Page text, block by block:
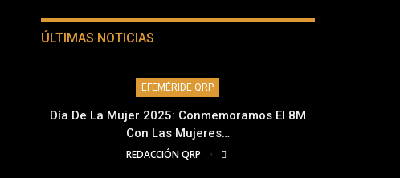
ÚLTIMAS NOTICIAS
EFEMÉRIDE QRP
Día De La Mujer 2025: Conmemoramos El 8M
Con Las Mujeres…
REDACCIÓN QRP